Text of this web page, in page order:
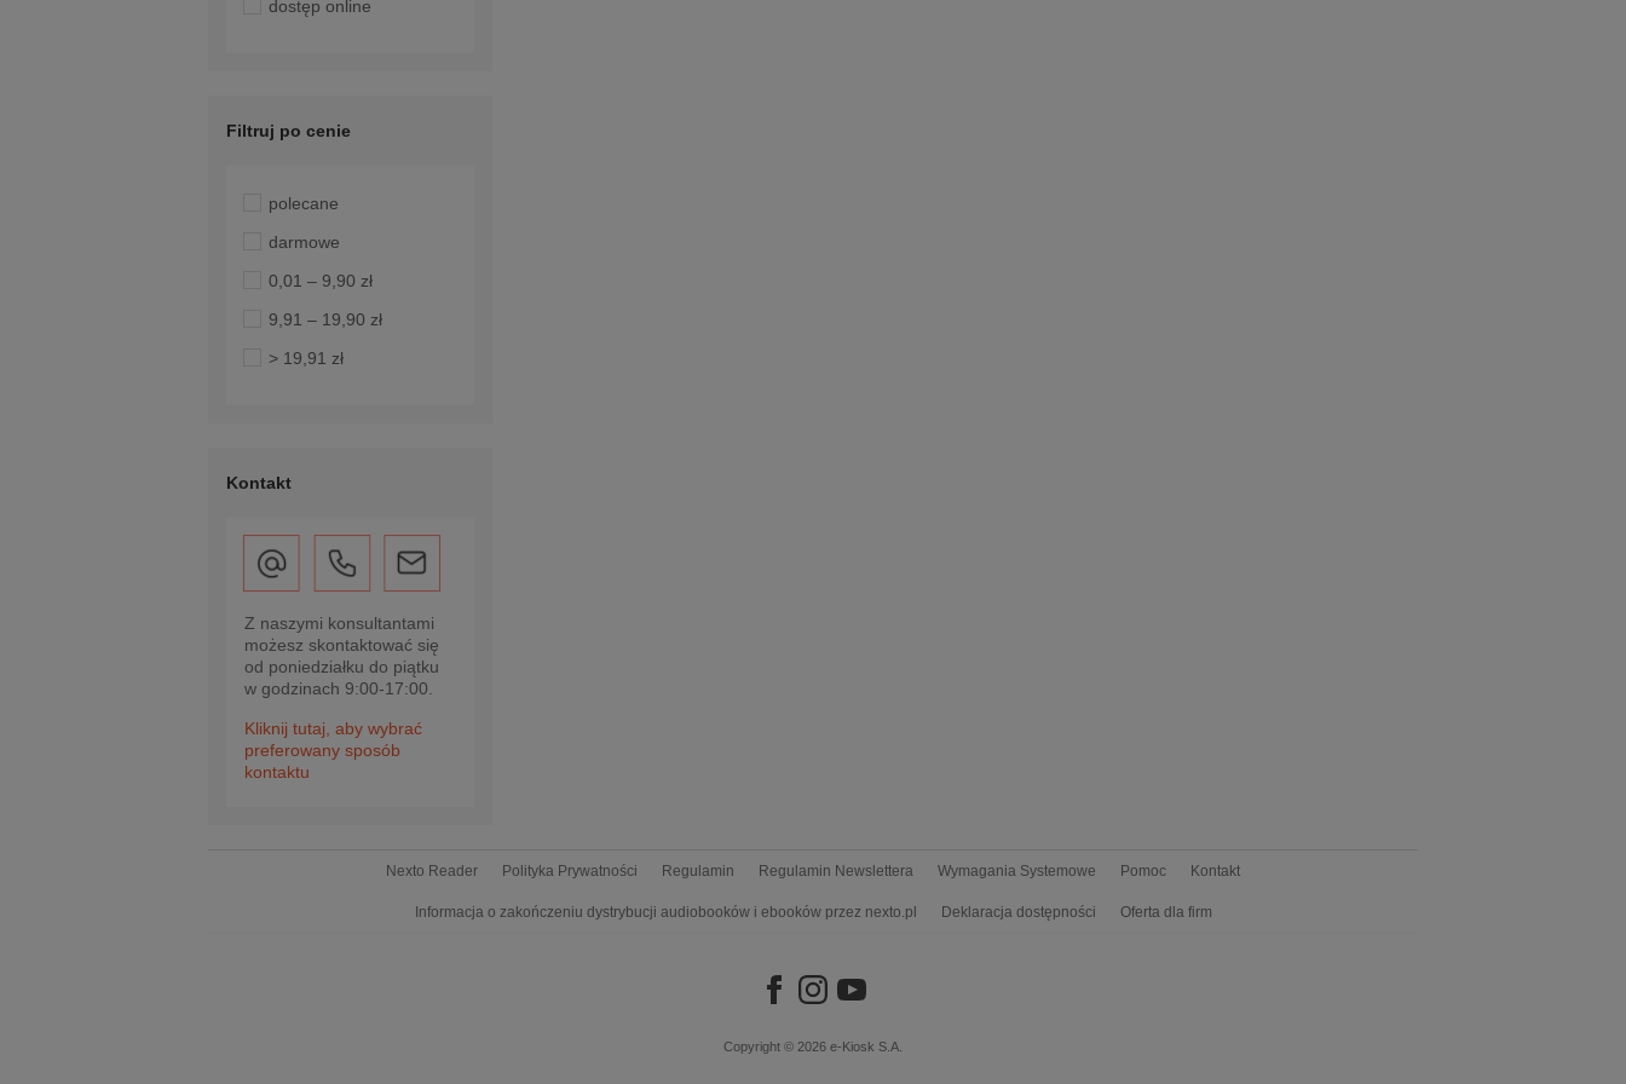
dostęp online
Filtruj po cenie
polecane
darmowe
0,01 – 9,90 zł
9,91 – 19,90 zł
> 19,91 zł
Kontakt
Z naszymi konsultantami
możesz skontaktować się
od poniedziałku do piątku
w godzinach 9:00-17:00.
Kliknij tutaj, aby wybrać
preferowany sposób
kontaktu
Nexto Reader Polityka Prywatności Regulamin Regulamin Newslettera Wymagania Systemowe Pomoc Kontakt
Informacja o zakończeniu dystrybucji audiobooków i ebooków przez nexto.pl Deklaracja dostępności Oferta dla firm
Copyright © 2026 e-Kiosk S.A.